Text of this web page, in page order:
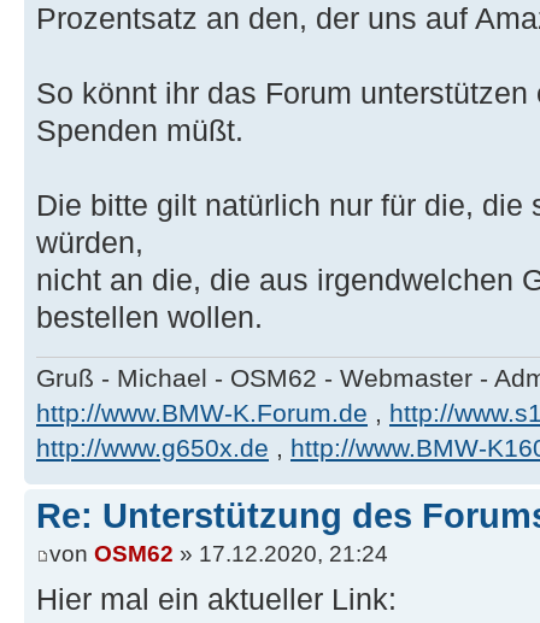
Prozentsatz an den, der uns auf
So könnt ihr das Forum
Spenden müßt.
Die bitte gilt natürlich nur für die,
würden,
nicht an die, die aus irgendwelchen
bestellen wollen.
Gruß - Michael - OSM62 - Webmaster -
http://www.BMW-K.Forum.de , http://
http://www.g650x.de , http://www.BMW-
Re: Unterstützung des
von OSM62 » 17.12.2020, 21:24
Hier mal ein aktueller Link: